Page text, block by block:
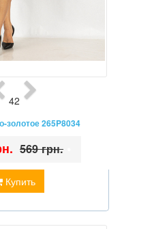
42
золотое 265P8034
Купить
569 грн.